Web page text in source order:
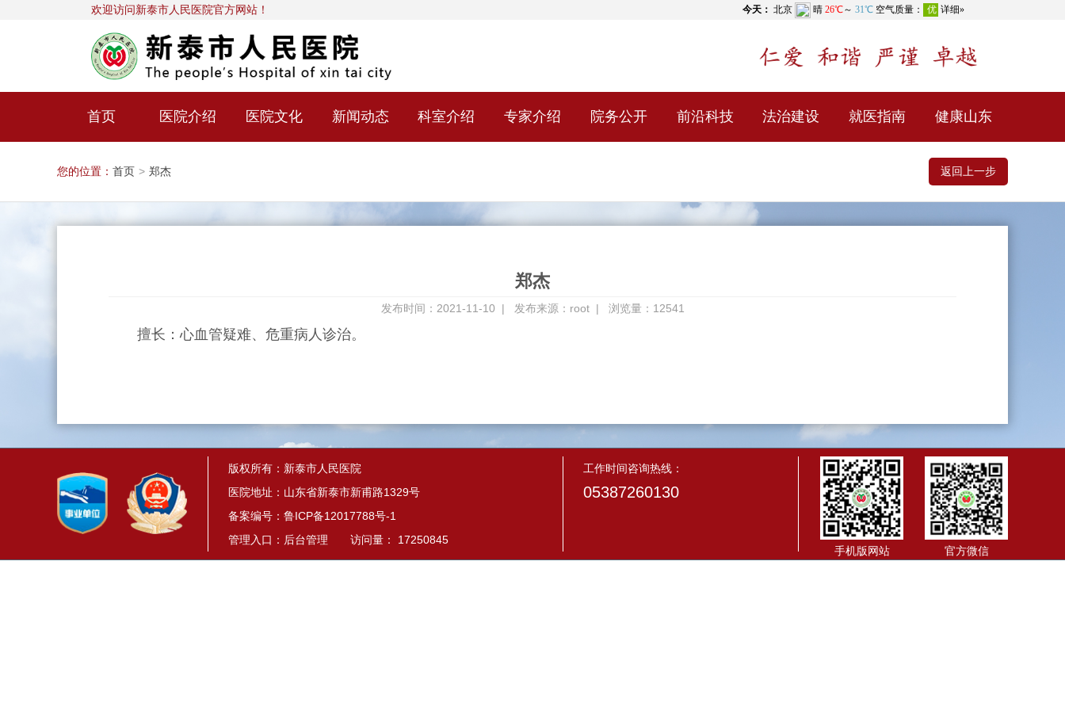
欢迎访问新泰市人民医院官方网站！
首页 医院介绍 医院文化 新闻动态 科室介绍 专家介绍 院务公开 前沿科技 法治建设 就医指南 健康山东
您的位置： 首页 > 郑杰 返回上一步
郑杰
发布时间：2021-11-10 | 发布来源：root | 浏览量：12541
擅长：心血管疑难、危重病人诊治。
版权所有：新泰市人民医院
医院地址：山东省新泰市新甫路1329号
备案编号： 鲁ICP备12017788号-1
管理入口： 后台管理 访问量： 17250845
工作时间咨询热线：
05387260130
官方微信
手机版网站